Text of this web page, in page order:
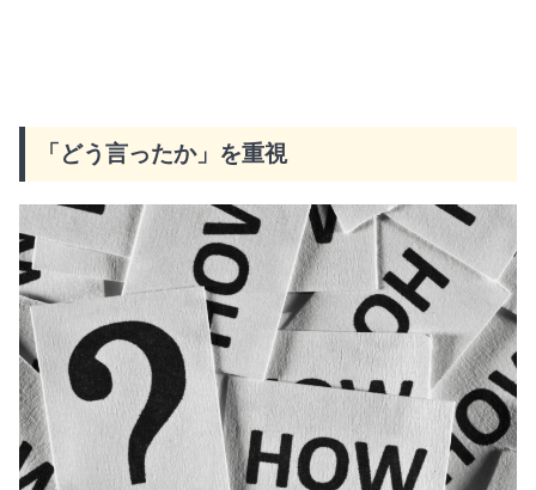
「どう言ったか」を重視